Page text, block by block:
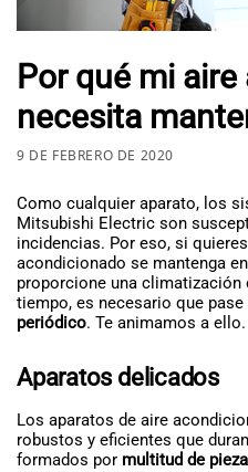
Por qué mi
necesita
9 DE FEBRERO DE 2020
Como cualquier aparato, los
Mitsubishi Electric son
incidencias. Por eso, si
acondicionado se mantenga
proporcione una climatización
tiempo, es necesario que pase
periódico. Te animamos a ello.
Aparatos delicados
Los aparatos de aire
robustos y eficientes que
formados por multitud de